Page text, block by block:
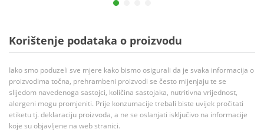
Korištenje podataka o proizvodu
Iako smo poduzeli sve mjere kako bismo osigurali da je svaka informacija o
proizvodima točna, prehrambeni proizvodi se često mijenjaju te se
slijedom navedenoga sastojci, količina sastojaka, nutritivna vrijednost,
alergeni mogu promjeniti. Prije konzumacije trebali biste uvijek pročitati
etiketu tj. deklaraciju proizvoda, a ne se oslanjati isključivo na informacije
koje su objavljene na web stranici.